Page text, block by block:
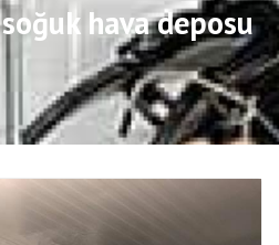
hava deposu